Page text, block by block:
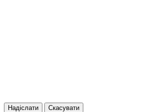
Надіслати Скасувати